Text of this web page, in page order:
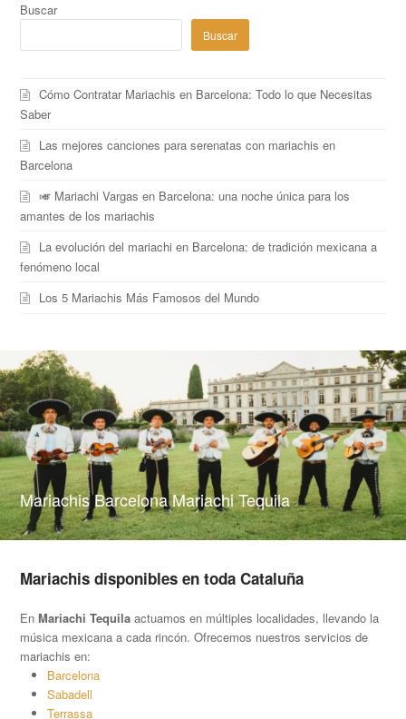
Buscar
Buscar
Cómo Contratar Mariachis en Barcelona: Todo lo que Necesitas
Saber
Las mejores canciones para serenatas con mariachis en
Barcelona
🎺 Mariachi Vargas en Barcelona: una noche única para los
amantes de los mariachis
La evolución del mariachi en Barcelona: de tradición mexicana a
fenómeno local
Los 5 Mariachis Más Famosos del Mundo
Mariachis Barcelona Mariachi Tequila
Mariachis disponibles en toda Cataluña
EnMariachi Tequila actuamos en múltiples localidades, llevando la
música mexicana a cada rincón. Ofrecemos nuestros servicios de
mariachis en:
Barcelona
Sabadell
Terrassa